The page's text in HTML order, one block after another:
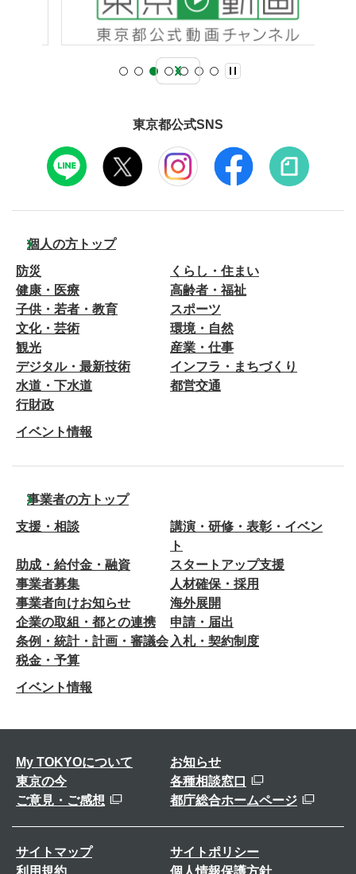
東京都公式SNS
個人の方トップ
防災
くらし・住まい
健康・医療
高齢者・福祉
子供・若者・教育
スポーツ
文化・芸術
環境・自然
観光
産業・仕事
デジタル・最新技術
インフラ・まちづくり
水道・下水道
都営交通
行財政
イベント情報
事業者の方トップ
支援・相談
講演・研修・表彰・イベン
ト
助成・給付金・融資
スタートアップ支援
事業者募集
人材確保・採用
事業者向けお知らせ
海外展開
企業の取組・都との連携
申請・届出
条例・統計・計画・審議会 入札・契約制度
税金・予算
イベント情報
My TOKYOについて
お知らせ
東京の今
各種相談窓口
ご意見・ご感想
都庁総合ホームページ
サイトマップ
サイトポリシー